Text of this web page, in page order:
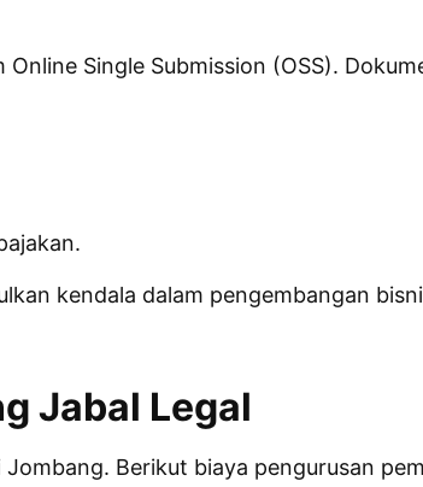
Single Submission (OSS).
kendala dalam pengembangan
Jabal Legal
Berikut biaya pengurusan